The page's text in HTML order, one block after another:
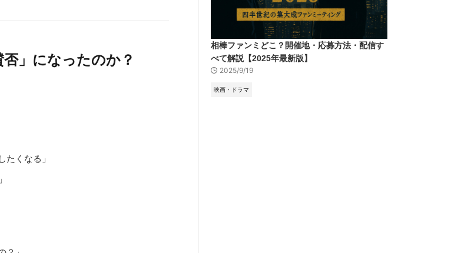
」になったのか？
たくなる」
相棒ファンミどこ？開催地・応募方法・配信す
べて解説【2025年最新版】
2025/9/19
映画・ドラマ